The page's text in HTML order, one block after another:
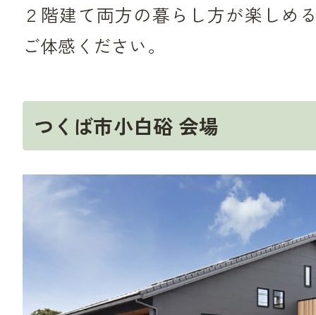
２階建て両方の暮らし方が楽しめ
ご体感ください。
つくば市小白硲 会場